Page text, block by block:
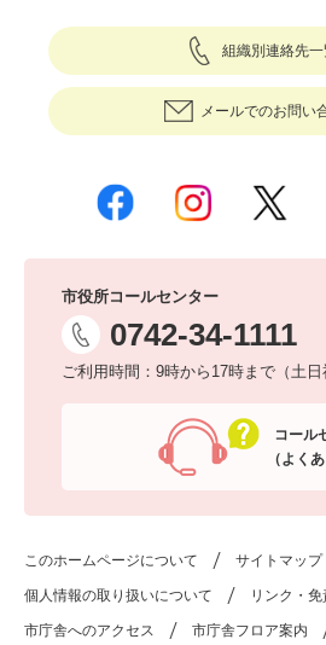
組織別連絡先一
メールでのお問い
市役所コールセンター
0742-34-1111
ご利用時間：9時から17時まで（土日
コール
（よく
このホームページについて サイトマップ
個人情報の取り扱いについて リンク・
市庁舎へのアクセス 市庁舎フロア案内